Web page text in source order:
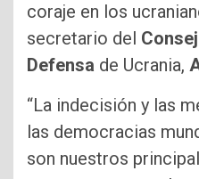
coraje en los
secretario del
Defensa de Ucrania,
“La indecisión y las
las democracias
son nuestros